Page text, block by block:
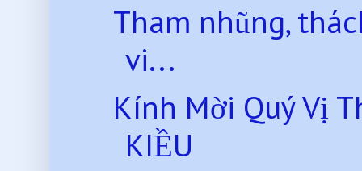
Tham nhũng,
vi...
Kính Mời Quý Vị
KIỀU